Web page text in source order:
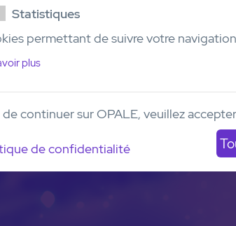
J. 2015.
3
0
Statistiques
permettant de suivre votre
plus
continuer sur OPALE, veuillez
de confidentialité